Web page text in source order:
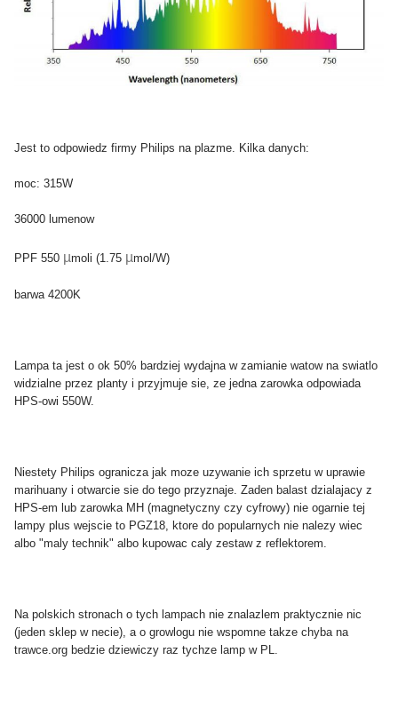
Jest to odpowiedz firmy Philips na plazme. Kilka danych:
moc: 315W
36000 lumenow
PPF 550 µmoli (1.75 µmol/W)
barwa 4200K
Lampa ta jest o ok 50% bardziej wydajna w zamianie watow na swiatlo
widzialne przez planty i przyjmuje sie, ze jedna zarowka odpowiada
HPS-owi 550W.
Niestety Philips ogranicza jak moze uzywanie ich sprzetu w uprawie
marihuany i otwarcie sie do tego przyznaje. Zaden balast dzialajacy z
HPS-em lub zarowka MH (magnetyczny czy cyfrowy) nie ogarnie tej
lampy plus wejscie to PGZ18, ktore do popularnych nie nalezy wiec
albo "maly technik" albo kupowac caly zestaw z reflektorem.
Na polskich stronach o tych lampach nie znalazlem praktycznie nic
(jeden sklep w necie), a o growlogu nie wspomne takze chyba na
trawce.org bedzie dziewiczy raz tychze lamp w PL.